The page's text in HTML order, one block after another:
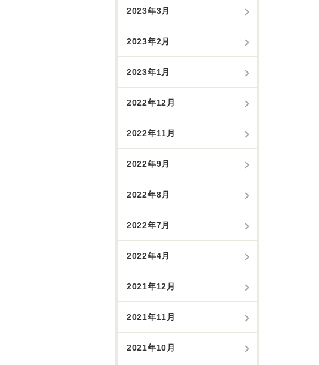
2023年3月
2023年2月
2023年1月
2022年12月
2022年11月
2022年9月
2022年8月
2022年7月
2022年4月
2021年12月
2021年11月
2021年10月